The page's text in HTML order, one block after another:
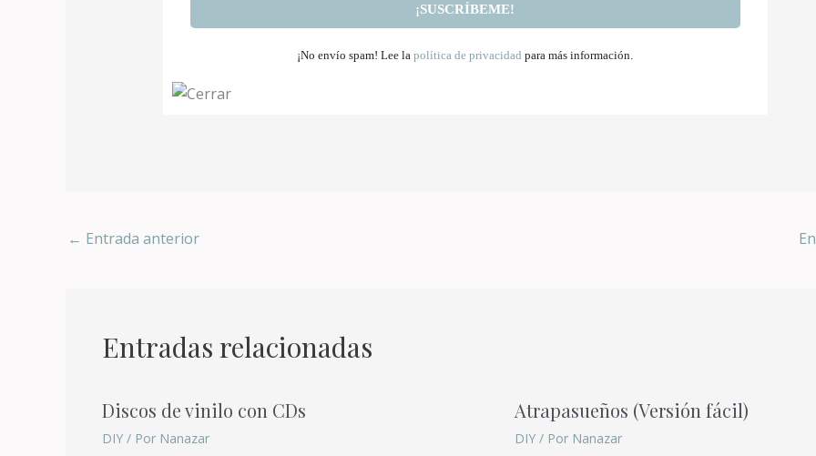
¡No envío spam! Lee lapolítica de privacidad para más información.
← Entrada anterior
Entradas relacionadas
Discos de vinilo con CDs
DIY / Por Nanazar
Atrapasueños (Versión fácil)
DIY/ Por Nanazar